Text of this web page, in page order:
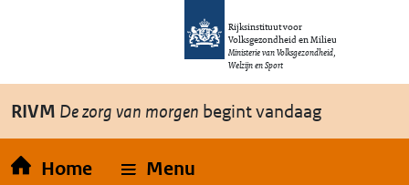
Overslaan en naar de inhoud gaan
Rijksinstituut voor
Volksgezondheid en Milieu
Ministerie van Volksgezondheid,
Welzijn en Sport
RIVM De zorg van morgen begint vandaag
Home Menu